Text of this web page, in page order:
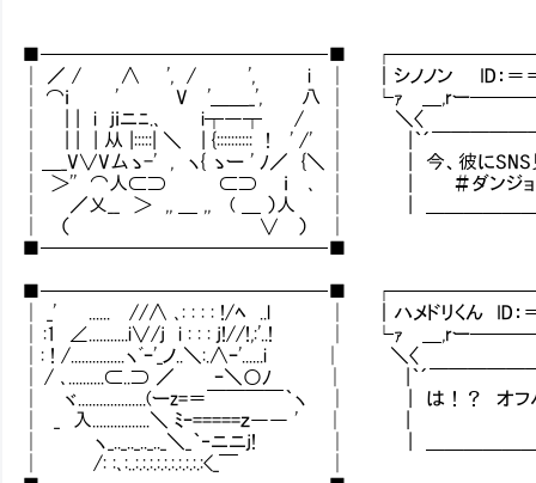
■───────────────■
│ ／ / ∧ ', / ', i │ ｜シノノン ID：＝＝
│ ⌒ｉ ' V '＿＿_', 八 │ └ｧ ＿,rー
│ | | i jｉニﾆ.､ i┬―┬ / │ ＼〈
│ | | | 从 |:::::| ＼ | {:::::::::: ! ' /' │ |｀´￣￣￣￣￣￣￣
│ ＿_V∨V厶ゝ-' , ヽ{ ゝー ' ﾉ／ {＼ │ | 今、彼にSNS見
│ ＞'' ⌒人⊂⊃ ⊂⊃ ｉ ､ │ | ＃ダンジョン配信
│ ／乂__ ＞ ,, ＿ ,, ( ＿ ）人 │ | ＿＿＿＿＿＿＿＿
│ （ ∨ ） │
■───────────────■
■───────────────■
│ _' ...... //∧ ､: : : : !/ﾍ ..l │ ｜ハメドリくん ID：
│ :1 ∠...........i∨/j i : : : j!//!,:'..! │ └ｧ ＿,rー
│: ! /...............ヽﾞｰ'_ノ..＼:.∧ｰ'......i │ ＼〈
│ / ､..........⊂..⊃ ／ ｰ＼○ﾉ │ |｀´￣￣￣￣￣￣￣￣
│ ヾ...................(ーz=＝￣￣￣￣｀ヽ │ | は！？ オフパ
│ _ 入................＼ ﾐｰ=====ｚ―― ' │ |
│ ヽ_.._.._.._.._＼_｀‐ニニj! │ | ＿＿＿＿＿＿＿
│ /: :､:..:.:.:.:.:.:.:.:.:.:<_￣ │